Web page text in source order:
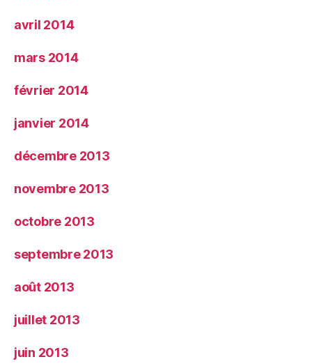
avril 2014
mars 2014
février 2014
janvier 2014
décembre 2013
novembre 2013
octobre 2013
septembre 2013
août 2013
juillet 2013
juin 2013